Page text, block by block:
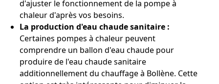
d'ajuster le fonctionnement de la pompe à
chaleur d'après vos besoins.
La production d'eau chaude sanitaire :
Certaines pompes à chaleur peuvent
comprendre un ballon d'eau chaude pour
produire de l'eau chaude sanitaire
additionnellement du chauffage à Bollène. Cette